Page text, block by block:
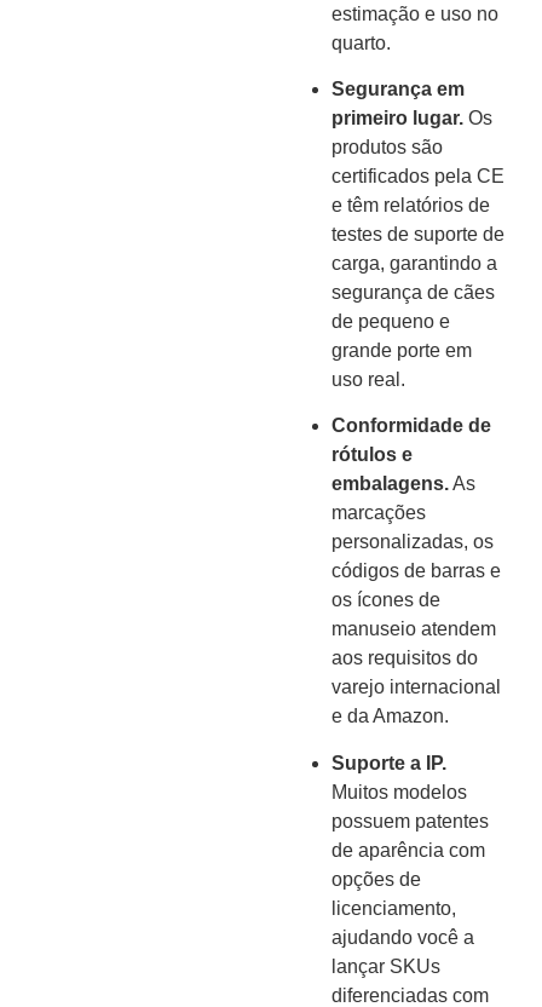
estimação e uso no
quarto.
Segurança em
primeiro lugar. Os
produtos são
certificados pela CE
e têm relatórios de
testes de suporte de
carga, garantindo a
segurança de cães
de pequeno e
grande porte em
uso real.
Conformidade de
rótulos e
embalagens.As
marcações
personalizadas, os
códigos de barras e
os ícones de
manuseio atendem
aos requisitos do
varejo internacional
e da Amazon.
Suporte a IP.
Muitos modelos
possuem patentes
de aparência com
opções de
licenciamento,
ajudando você a
lançar SKUs
diferenciadas com